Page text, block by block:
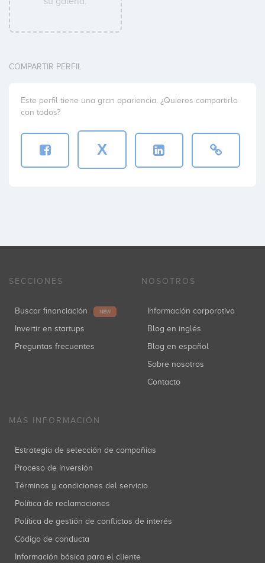
COMPARTIR PERFIL
Este perfil tiene una gran apariencia. ¿Quieres compartirlo
con todos?
X
SECCIONES
Buscar financiación NEW
Invertir en startups
Preguntas frecuentes
NOSOTROS
Información corporativa
Blog en inglés
Blog en español
Sobre nosotros
Contacto
MÁS INFORMACIÓN
Estrategia de selección de compañías
Proceso de inversión
Términos y condiciones del servicio
Política de reclamaciones
Política de gestión de conflictos de interés
Código de conducta
Información básica para el cliente